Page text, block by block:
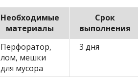
Необходимые
материалы
Срок
выполнения
Перфоратор,
лом, мешки
для мусора
3 дня